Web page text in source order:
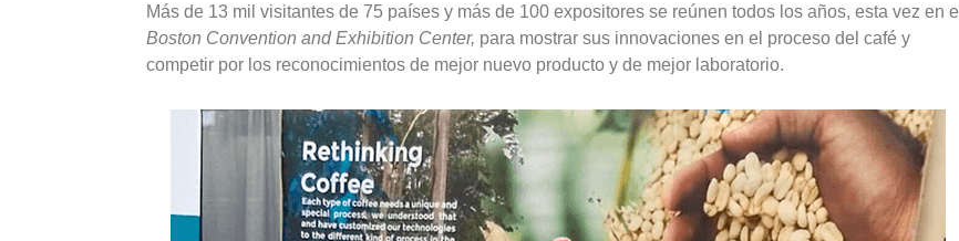
Más de 13 mil visitantes de 75 países y más de 100 expositores se reúnen todos los años, esta vez en el
Boston Convention and Exhibition Center, para mostrar sus innovaciones en el proceso del café y
competir por los reconocimientos de mejor nuevo producto y de mejor laboratorio.